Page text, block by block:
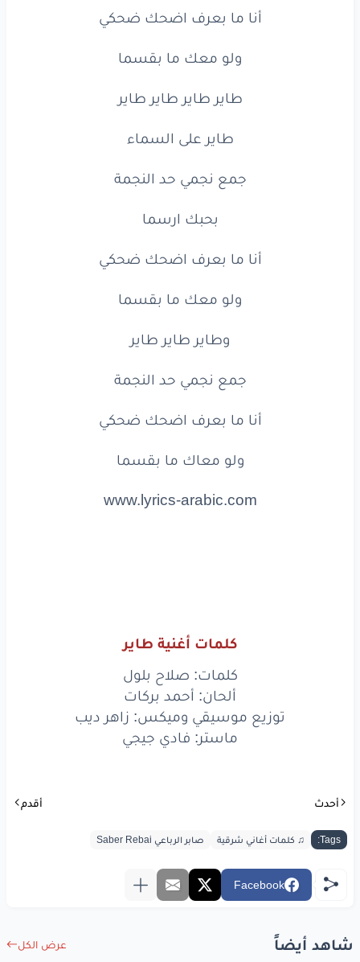
ما بعرف اضحك ضحكي
معاك مابقسما
أنا ما بعرف اضحك ضحكي
ولو معك ما بقسما
طاير طاير طاير طاير
طاير على السماء
جمع نجمي حد النجمة
بحبك ارسما
أنا ما بعرف اضحك ضحكي
ولو معك ما بقسما
وطاير طاير طاير
جمع نجمي حد النجمة
أنا ما بعرف اضحك ضحكي
ولو معاك ما بقسما
www.lyrics-arabic.com
كلمات أغنية طاير
كلمات: صلاح بلول
ألحان: أحمد بركات
توزيع موسيقي وميكس: زاهر ديب
ماستر: فادي جيجي
أحدث أقدم
Tags: ♫ كلمات أغاني شرقية صابر الرباعي Saber Rebai
Facebook
شاهد أيضاً عرض الكل